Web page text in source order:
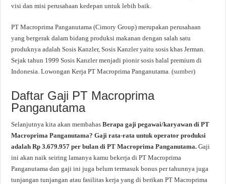
visi dan misi perusahaan kedepan untuk lebih baik.
PT Macroprima Panganutama (Cimory Group) merupakan perusahaan
yang bergerak dalam bidang produksi makanan dengan salah satu
produknya adalah Sosis Kanzler, Sosis Kanzler yaitu sosis khas Jerman.
Sejak tahun 1999 Sosis Kanzler menjadi pionir sosis halal premium di
Indonesia. Lowongan Kerja PT Macroprima Panganutama. (sumber)
Daftar Gaji PT Macroprima
Panganutama
Selanjutnya kita akan membahasBerapa gaji pegawai/karyawan di PT
Macroprima Panganutama? Gaji rata-rata untuk operator produksi
adalah Rp 3.679.957 per bulan di PT Macroprima Panganutama. Gaji
ini akan naik seiring lamanya kamu bekerja di PT Macroprima
Panganutama dan gaji ini juga belum termasuk bonus per tahunnya juga
tunjangan tunjangan atau fasilitas kerja yang di berikan PT Macroprima